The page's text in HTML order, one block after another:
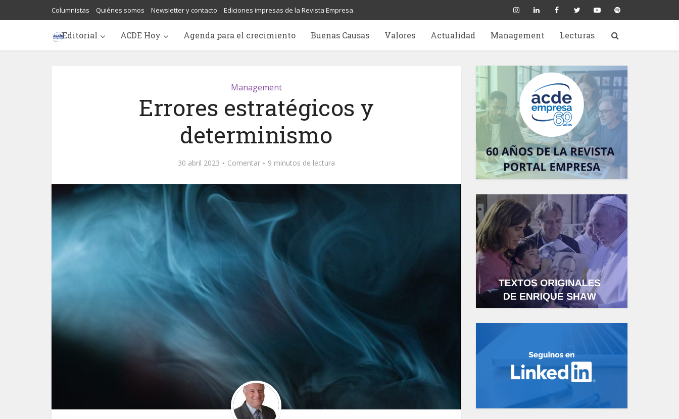
Columnistas Quiénes somos Newsletter y contacto Ediciones impresas de la Revista Empresa
Editorial ACDE Hoy Agenda para el crecimiento Buenas Causas Valores Actualidad Management Lecturas
Management
Errores estratégicos y
determinismo
30 abril 2023 Comentar 9 minutos de lectura